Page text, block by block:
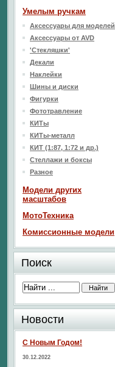
Умелым ручкам
Аксессуары для моделей
Аксессуары от AVD
'Стекляшки'
Декали
Наклейки
Шины и диски
Фигурки
Фототравление
КИТы
КИТы-металл
КИТ (1:87, 1:72 и др.)
Стеллажи и боксы
Разное
Модели других
масштабов
МотоТехника
Комиссионные модели
Поиск
Новости
С Новым Годом!
30.12.2022